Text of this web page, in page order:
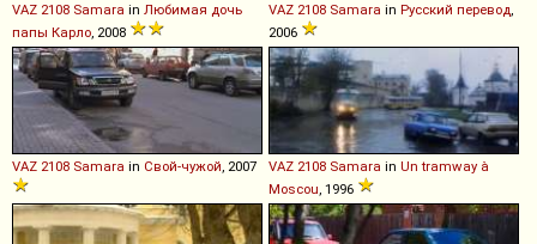
VAZ 2108 Samara in Любимая дочь
папы Карло, 2008
VAZ 2108 Samara in Русский перевод,
2006
VAZ 2108 Samara in Свой-чужой, 2007 VAZ 2108 Samara in Un tramway à
Moscou, 1996